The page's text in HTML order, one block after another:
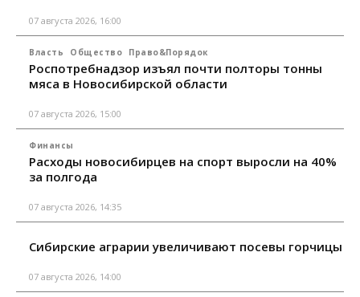
07 августа 2026, 16:00
Власть Общество Право&Порядок
Роспотребнадзор изъял почти полторы тонны
мяса в Новосибирской области
07 августа 2026, 15:00
Финансы
Расходы новосибирцев на спорт выросли на 40%
за полгода
07 августа 2026, 14:35
Сибирские аграрии увеличивают посевы горчицы
07 августа 2026, 14:00